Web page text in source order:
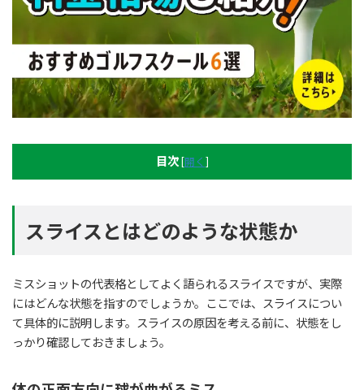
目次 [開く ]
スライスとはどのような状態か
ミスショットの代表格としてよく語られるスライスですが、実際
にはどんな状態を指すのでしょうか。ここでは、スライスについ
て具体的に説明します。スライスの原因を考える前に、状態をし
っかり確認しておきましょう。